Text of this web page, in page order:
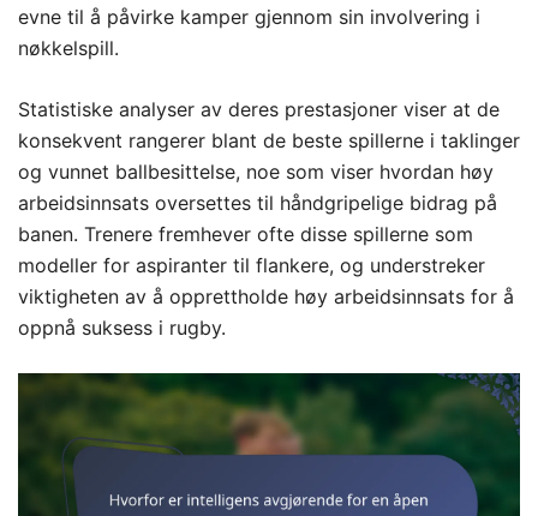
evne til å påvirke kamper gjennom sin involvering i
nøkkelspill.
Statistiske analyser av deres prestasjoner viser at de
konsekvent rangerer blant de beste spillerne i taklinger
og vunnet ballbesittelse, noe som viser hvordan høy
arbeidsinnsats oversettes til håndgripelige bidrag på
banen. Trenere fremhever ofte disse spillerne som
modeller for aspiranter til flankere, og understreker
viktigheten av å opprettholde høy arbeidsinnsats for å
oppnå suksess i rugby.